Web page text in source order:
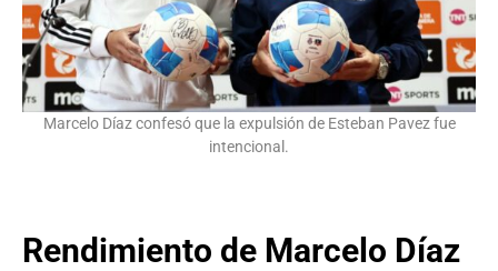
Marcelo Díaz confesó que la expulsión de Esteban Pavez fue
intencional.
Rendimiento de Marcelo Díaz